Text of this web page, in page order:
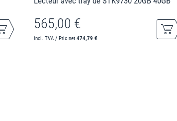
565,00 €
incl. TVA / Prix net474,79 €